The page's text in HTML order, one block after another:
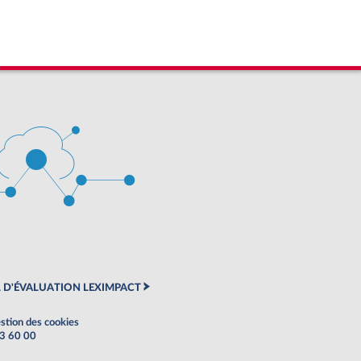
D'ÉVALUATION LEXIMPACT
des cookies
60 00